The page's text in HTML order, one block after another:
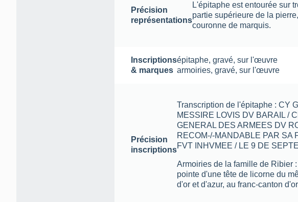
Précision
représentations
L'épitaphe est entourée sur
partie supérieure de la
couronne de marquis.
Inscriptions
& marques
épitaphe, gravé, sur l'œuvre
armoiries, gravé, sur l'œuvre
Précision
inscriptions
Transcription de l'épitaphe : CY
MESSIRE LOVIS DV BARAIL /
GENERAL DES ARMEES DV
RECOM-/-MANDABLE PAR SA
FVT INHVMEE / LE 9 DE
Armoiries de la famille de Ribier
pointe d'une tête de licorne du
d'or et d'azur, au franc-canton